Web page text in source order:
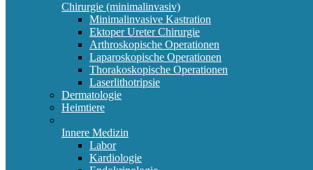
Chirurgie (minimalinvasiv)
Minimalinvasive Kastration
Ektoper Ureter Chirurgie
Arthroskopische Operationen
Laparoskopische Operationen
Thorakoskopische Operationen
Laserlithotripsie
Dermatologie
Heimtiere
Innere Medizin
Labor
Kardiologie